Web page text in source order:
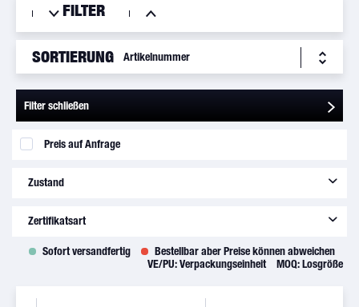
FILTER
SORTIERUNG
Filter schließen
Preis auf Anfrage
Zustand
new(1)
Zertifikatsart
8130-3(1)
Sofort versandfertig
Bestellbar aber Preise können abweichen
VE/PU:Verpackungseinheit MOQ:Losgröße